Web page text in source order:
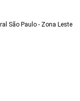
São Paulo - Zona Leste